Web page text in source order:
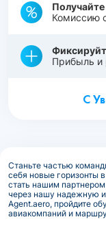
Получайте
Комиссию
Прибыль и
С
Станьте частью
себя новые горизонты
стать нашим
через нашу надежную
Agent.aero, пройдите
авиакомпаний и